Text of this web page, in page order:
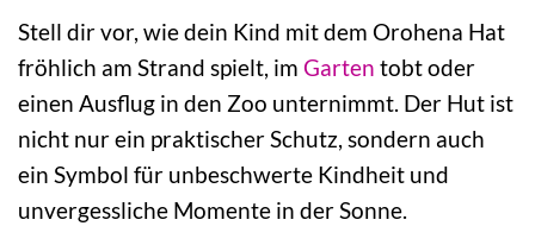
Stell dir vor, wie dein Kind mit dem Orohena Hat
fröhlich am Strand spielt, im Garten tobt oder
einen Ausflug in den Zoo unternimmt. Der Hut ist
nicht nur ein praktischer Schutz, sondern auch
ein Symbol für unbeschwerte Kindheit und
unvergessliche Momente in der Sonne.